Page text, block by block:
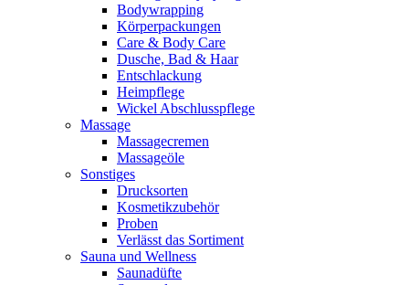
Bodywrapping
Körperpackungen
Care & Body Care
Dusche, Bad & Haar
Entschlackung
Heimpflege
Wickel Abschlusspflege
Massage
Massagecremen
Massageöle
Sonstiges
Drucksorten
Kosmetikzubehör
Proben
Verlässt das Sortiment
Sauna und Wellness
Saunadüfte